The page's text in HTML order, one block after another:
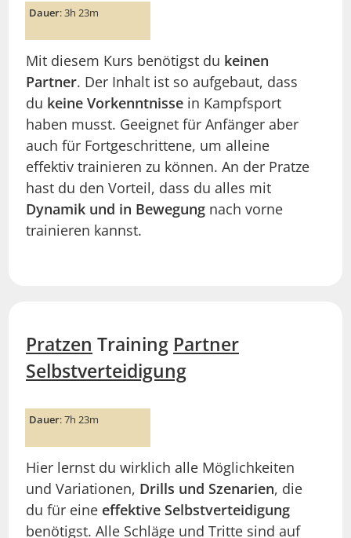
Dauer: 3h 23m
Mit diesem Kurs benötigst du keinen
Partner. Der Inhalt ist so aufgebaut, dass
du keine Vorkenntnisse in Kampfsport
haben musst. Geeignet für Anfänger aber
auch für Fortgeschrittene, um alleine
effektiv trainieren zu können. An der Pratze
hast du den Vorteil, dass du alles mit
Dynamik und in Bewegung nach vorne
trainieren kannst.
Pratzen Training Partner
Selbstverteidigung
Dauer: 7h 23m
Hier lernst du wirklich alle Möglichkeiten
und Variationen, Drills und Szenarien, die
du für eine effektive Selbstverteidigung
benötigst. Alle Schläge und Tritte sind auf